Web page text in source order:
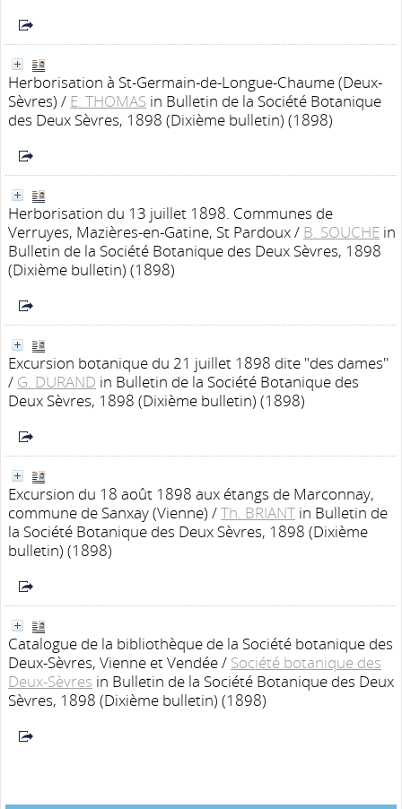
Herborisation à St-Germain-de-Longue-Chaume (Deux-
Sèvres) / E. THOMAS in Bulletin de la Société Botanique
des Deux Sèvres, 1898 (Dixième bulletin) (1898)
Herborisation du 13 juillet 1898. Communes de
Verruyes, Mazières-en-Gatine, St Pardoux/ B. SOUCHE in
Bulletin de la Société Botanique des Deux Sèvres, 1898
(Dixième bulletin) (1898)
Excursion botanique du 21 juillet 1898 dite "des dames"
/ G. DURAND in Bulletin de la Société Botanique des
Deux Sèvres, 1898 (Dixième bulletin) (1898)
Excursion du 18 août 1898 aux étangs de Marconnay,
commune de Sanxay (Vienne) /Th. BRIANT in Bulletin de
la Société Botanique des Deux Sèvres, 1898 (Dixième
bulletin) (1898)
Catalogue de la bibliothèque de la Société botanique des
Deux-Sèvres, Vienne et Vendée/ Société botanique des
Deux-Sèvres in Bulletin de la Société Botanique des Deux
Sèvres, 1898 (Dixième bulletin) (1898)